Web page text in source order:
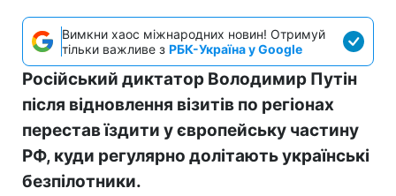
Вимкни хаос міжнародних новин! Отримуй
тільки важливе з РБК-Україна у Google
Російський диктатор Володимир Путін
після відновлення візитів по регіонах
перестав їздити у європейську частину
РФ, куди регулярно долітають українські
безпілотники.